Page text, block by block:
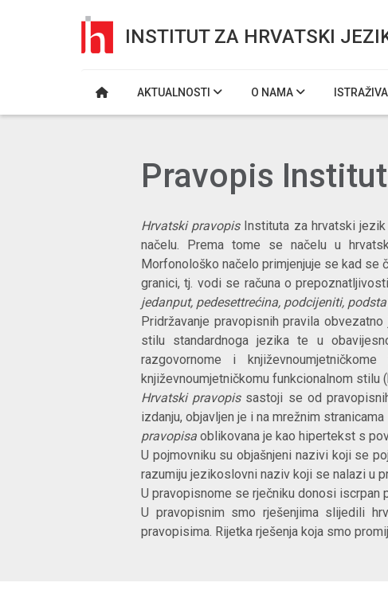
INSTITUT ZA HRVATSKI
AKTUALNOSTI O NAMA
Pravopis
Hrvatski pravopis Instituta za hrvatski
načelu. Prema tome se načelu u
Morfonološko načelo primjenjuje se kad se
granici, tj. vodi se računa o
jedanput, pedesettrećina, podcijeniti,
Pridržavanje pravopisnih pravila
stilu standardnoga jezika te u
razgovornome i
književnoumjetničkomu funkcionalnom stilu
Hrvatski pravopis sastoji se od
izdanju, objavljen je i na mrežnim
pravopisa oblikovana je kao hipertekst s
U pojmovniku su objašnjeni nazivi koji se
razumiju jezikoslovni naziv koji se nalazi u
U pravopisnome se rječniku donosi
U pravopisnim smo rješenjima slijedili
pravopisima. Rijetka rješenja koja smo